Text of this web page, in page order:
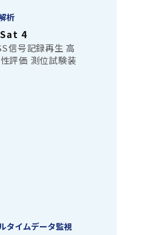
析
4
信号記録再生 高
評価 測位試験装
タイムデータ監視